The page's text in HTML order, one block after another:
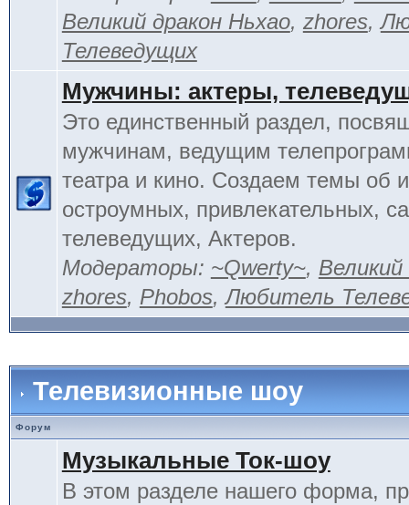
Великий дракон Ньхао, zhores,
Телеведущих
Мужчины: актеры,
Это единственный раздел,
мужчинам, ведущим
театра и кино. Создаем темы об
остроумных, привлекательных,
телеведущих, Актеров.
Модераторы: ~Qwerty~, Великий
zhores, Phobos,Любитель
Телевизионные шоу
Форум
Музыкальные Ток-шоу
В этом разделе нашего форма,